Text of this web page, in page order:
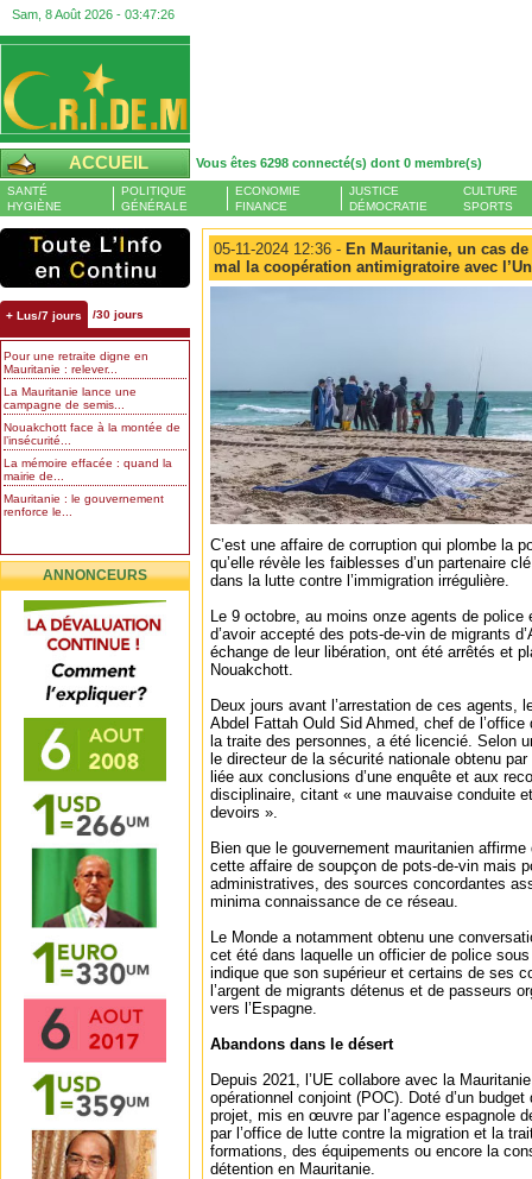
Sam, 8 Août 2026 - 03:47:27
ACCUEIL Vous êtes 6298 connecté(s) dont 0 membre(s)
SANTÉ
HYGIÈNE
POLITIQUE
GÉNÉRALE
ECONOMIE
FINANCE
JUSTICE
DÉMOCRATIE
CULTURE
SPORTS
+ Lus/7 jours /30 jours
Pour une retraite digne en
Mauritanie : relever...
La Mauritanie lance une
campagne de semis...
Nouakchott face à la montée de
l’insécurité...
La mémoire effacée : quand la
mairie de...
Mauritanie : le gouvernement
renforce le...
ANNONCEURS
05-11-2024 12:36 - En Mauritanie, un cas
mal la coopération antimigratoire avec
C’est une affaire de corruption qui plombe la
qu’elle révèle les faiblesses d’un partenaire
dans la lutte contre l’immigration irrégulière.
Le 9 octobre, au moins onze agents de
d’avoir accepté des pots-de-vin de migrants
échange de leur libération, ont été arrêtés et
Nouakchott.
Deux jours avant l’arrestation de ces agents,
Abdel Fattah Ould Sid Ahmed, chef de
la traite des personnes, a été licencié. Selon
le directeur de la sécurité nationale obtenu
liée aux conclusions d’une enquête et aux
disciplinaire, citant « une mauvaise conduite
devoirs ».
Bien que le gouvernement mauritanien affirme
cette affaire de soupçon de pots-de-vin mais
administratives, des sources concordantes
minima connaissance de ce réseau.
Le Monde a notamment obtenu une
cet été dans laquelle un officier de police
indique que son supérieur et certains de ses
l’argent de migrants détenus et de passeurs
vers l’Espagne.
Abandons dans le désert
Depuis 2021, l’UE collabore avec la
opérationnel conjoint (POC). Doté d’un
projet, mis en œuvre par l’agence espagnole
par l’office de lutte contre la migration et la
formations, des équipements ou encore la
détention en Mauritanie.